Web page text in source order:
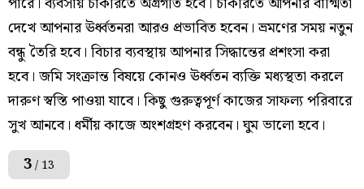
দেখে আপনার ঊর্ধ্বতনরা আরও প্রভাবিত হবেন। ভ্রমণের সময় নতুন
বন্ধু তৈরি হবে। বিচার ব্যবস্থায় আপনার সিদ্ধান্তের প্রশংসা করা
হবে। জমি সংক্রান্ত বিষয়ে কোনও ঊর্ধ্বতন ব্যক্তি মধ্যস্থতা করলে
দারুণ স্বস্তি পাওয়া যাবে। কিছু গুরুত্বপূর্ণ কাজের সাফল্য পরিবারে
সুখ আনবে। ধর্মীয় কাজে অংশগ্রহণ করবেন। ঘুম ভালো হবে।
3/ 13